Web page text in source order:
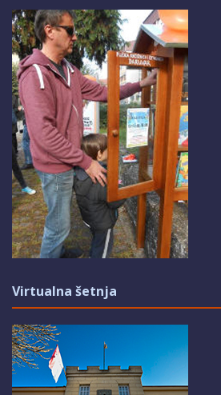
Virtualna šetnja